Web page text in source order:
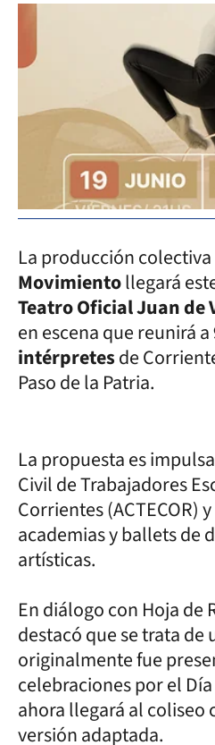
La producción colectiva
Movimientollegará
Teatro Oficial Juan de
en escena que reunirá a
intérpretesde
Paso de la Patria.
La propuesta es
Civil de Trabajadores
Corrientes (ACTECOR)
academias y ballets de
artísticas.
En diálogo con Hoja de
destacó que se trata
originalmente fue
celebraciones por el
ahora llegará al coliseo
versión adaptada.